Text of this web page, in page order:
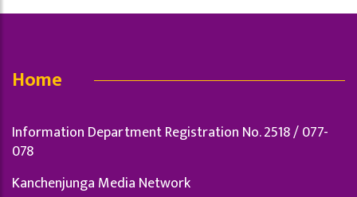
Home
Information Department Registration No. 2518 / 077-
078
Kanchenjunga Media Network